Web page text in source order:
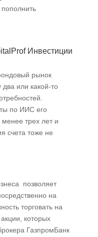
Инвестиции
рынок
или какой-то
по ИИС его
трех лет и
счета тоже не
позволяет
на
торговать на
которых
ГазпромБанк